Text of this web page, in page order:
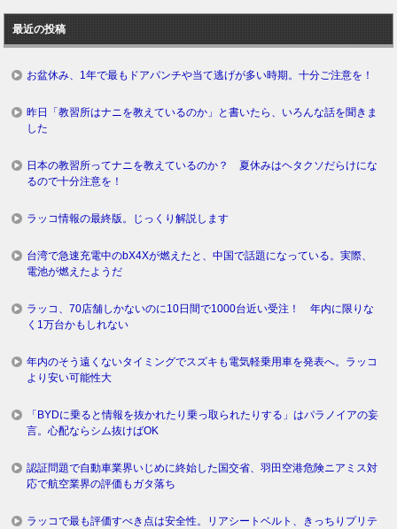
ロ
グ
最近の投稿
お盆休み、1年で最もドアパンチや当て逃げが多い時期。十分ご注意を！
昨日「教習所はナニを教えているのか」と書いたら、いろんな話を聞きま
した
日本の教習所ってナニを教えているのか？ 夏休みはヘタクソだらけにな
るので十分注意を！
ラッコ情報の最終版。じっくり解説します
台湾で急速充電中のbX4Xが燃えたと、中国で話題になっている。実際、
電池が燃えたようだ
ラッコ、70店舗しかないのに10日間で1000台近い受注！ 年内に限りな
く1万台かもしれない
年内のそう遠くないタイミングでスズキも電気軽乗用車を発表へ。ラッコ
より安い可能性大
「BYDに乗ると情報を抜かれたり乗っ取られたりする」はパラノイアの妄
言。心配ならシム抜けばOK
認証問題で自動車業界いじめに終始した国交省、羽田空港危険ニアミス対
応で航空業界の評価もガタ落ち
ラッコで最も評価すべき点は安全性。リアシートベルト、きっちりプリテ